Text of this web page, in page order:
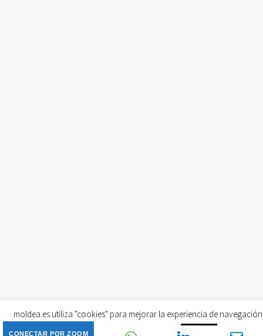
moldea.es utiliza "cookies" para mejorar la experiencia de
entenderá que lo acepta.
Acepto Más
CONECTAR POR ZOOM